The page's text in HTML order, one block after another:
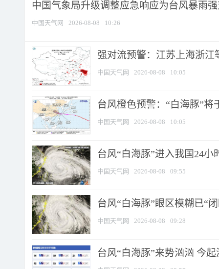
中国气象局升级调整应急响应为台风暴雨
中国天气网 2026-08-08 10:26
强对流预警：江苏上海浙江
中国天气网 2026-08-08 10:05
台风橙色预警：“白海豚”将
中国天气网 2026-08-08 10:05
台风“白海豚”进入我国24
中国天气网 2026-08-08 09:55
台风“白海豚”眼区模糊已“
中国天气网 2026-08-08 09:28
台风“白海豚”来势汹汹 今